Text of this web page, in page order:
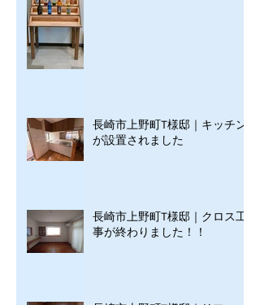
長崎市上野町T様邸｜キッチン
が設置されました
長崎市上野町T様邸｜クロス工
事が終わりました！！